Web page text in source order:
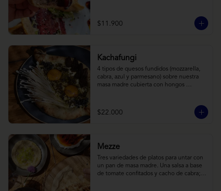
$11.900
Kachafungi
4 tipos de quesos fundidos (mozzarella,
cabra, azul y parmesano) sobre nuestra
masa madre cubierta con hongos
frescas y pequeños toques de
chimichurri.
$22.000
Mezze
Tres variedades de platos para untar con
un pan de masa madre. Una salsa a base
de tomate confitados y cacho de cabra;